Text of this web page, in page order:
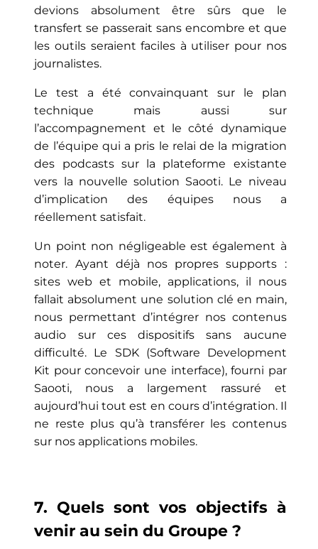
devions absolument être sûrs que le
transfert se passerait sans encombre et que
les outils seraient faciles à utiliser pour nos
journalistes.
Le test a été convainquant sur le plan
technique mais aussi sur
l’accompagnement et le côté dynamique
de l’équipe qui a pris le relai de la migration
des podcasts sur la plateforme existante
vers la nouvelle solution Saooti. Le niveau
d’implication des équipes nous a
réellement satisfait.
Un point non négligeable est également à
noter. Ayant déjà nos propres supports :
sites web et mobile, applications, il nous
fallait absolument une solution clé en main,
nous permettant d’intégrer nos contenus
audio sur ces dispositifs sans aucune
difficulté. Le SDK (Software Development
Kit pour concevoir une interface), fourni par
Saooti, nous a largement rassuré et
aujourd’hui tout est en cours d’intégration. Il
ne reste plus qu’à transférer les contenus
sur nos applications mobiles.
7. Quels sont vos objectifs à
venir au sein du Groupe ?